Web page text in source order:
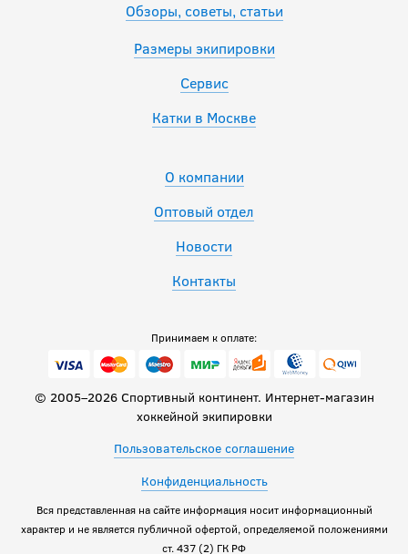
Обзоры, советы, статьи
Размеры экипировки
Сервис
Катки в Москве
О компании
Оптовый отдел
Новости
Контакты
Принимаем к оплате:
© 2005–2026 Спортивный континент. Интернет-магазин
хоккейной экипировки
Пользовательское соглашение
Конфиденциальность
Вся представленная на сайте информация носит информационный
характер и не является публичной офертой, определяемой положениями
ст. 437 (2) ГК РФ